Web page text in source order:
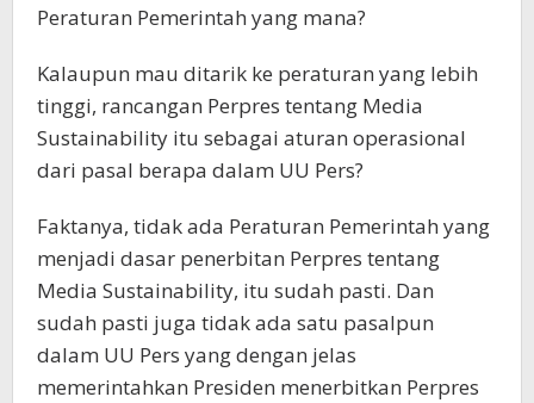
Peraturan Pemerintah yang mana?
Kalaupun mau ditarik ke peraturan yang lebih
tinggi, rancangan Perpres tentang Media
Sustainability itu sebagai aturan operasional
dari pasal berapa dalam UU Pers?
Faktanya, tidak ada Peraturan Pemerintah yang
menjadi dasar penerbitan Perpres tentang
Media Sustainability, itu sudah pasti. Dan
sudah pasti juga tidak ada satu pasalpun
dalam UU Pers yang dengan jelas
memerintahkan Presiden menerbitkan Perpres